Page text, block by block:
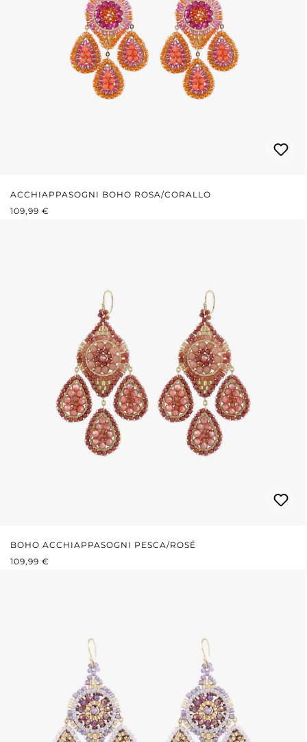
ACCHIAPPASOGNI BOHO ROSA/CORALLO
PREZZO NORMALE:
109,99 €
BOHO ACCHIAPPASOGNI PESCA/ROSÉ
PREZZO NORMALE:
109,99 €